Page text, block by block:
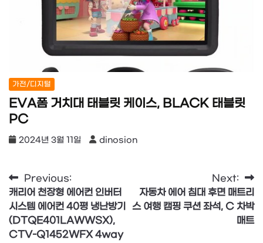
가전/디지털
EVA폼 거치대 태블릿 케이스, BLACK 태블릿
PC
2024년 3월 11일 dinosion
글
탐
색
Previous:
캐리어 천장형 에어컨 인버터
시스템 에어컨 40평 냉난방기
(DTQE401LAWWSX),
CTV-Q1452WFX 4way
Next:
자동차 에어 침대 후면 매트리
스 여행 캠핑 쿠션 좌석, C 차박
매트